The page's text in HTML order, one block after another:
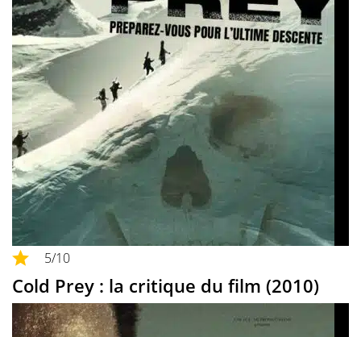
5/10
Cold Prey : la critique du film (2010)